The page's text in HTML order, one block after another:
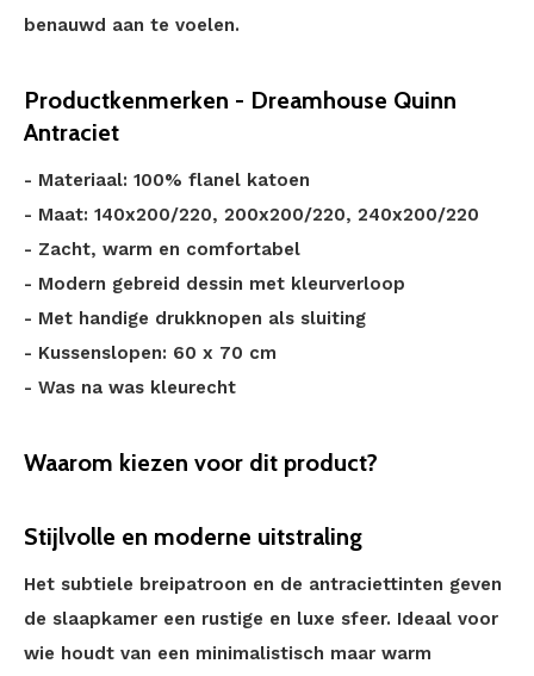
benauwd aan te voelen.
Productkenmerken - Dreamhouse Quinn
Antraciet
- Materiaal: 100% flanel katoen
- Maat: 140x200/220, 200x200/220, 240x200/220
- Zacht, warm en comfortabel
- Modern gebreid dessin met kleurverloop
- Met handige drukknopen als sluiting
- Kussenslopen: 60 x 70 cm
- Was na was kleurecht
Waarom kiezen voor dit product?
Stijlvolle en moderne uitstraling
Het subtiele breipatroon en de antraciettinten geven
de slaapkamer een rustige en luxe sfeer. Ideaal voor
wie houdt van een minimalistisch maar warm